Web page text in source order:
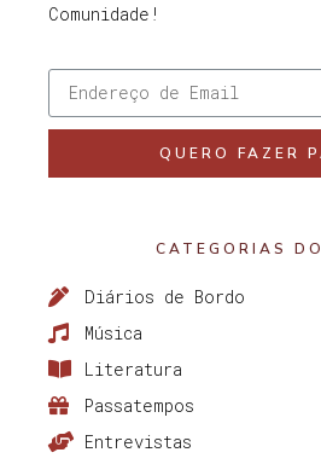
Comunidade!
QUERO FAZER
CATEGORIAS
Diários de Bordo
Música
Literatura
Passatempos
Entrevistas